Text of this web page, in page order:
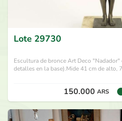
Lote 29730
Escultura de bronce Art Deco
detalles en la base).Mide 41 cm de alto,
150.000 ARS